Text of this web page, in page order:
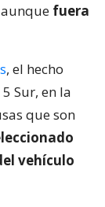
fuera
, el hecho
Sur, en la
que son
vehículo